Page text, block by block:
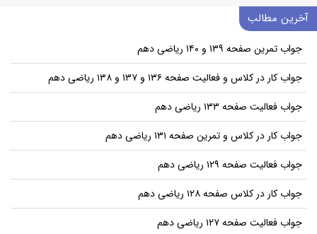
آخرین مطالب
جواب تمرین صفحه ۱۳۹ و ۱۴۰ ریاضی دهم
جواب کار در کلاس و فعالیت صفحه ۱۳۶ و ۱۳۷ و ۱۳۸ ریاضی دهم
جواب فعالیت صفحه ۱۳۳ ریاضی دهم
جواب کار در کلاس و تمرین صفحه ۱۳۱ ریاضی دهم
جواب فعالیت صفحه ۱۲۹ ریاضی دهم
جواب کار در کلاس صفحه ۱۲۸ ریاضی دهم
جواب فعالیت صفحه ۱۲۷ ریاضی دهم